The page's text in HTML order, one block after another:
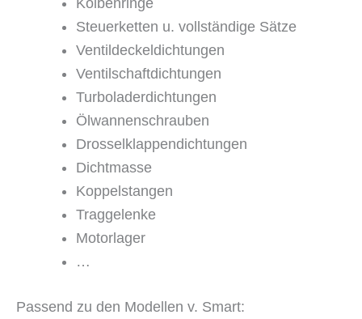
Steuerketten u. vollständige Sätze
Ventildeckeldichtungen
Ventilschaftdichtungen
Turboladerdichtungen
Ölwannenschrauben
Drosselklappendichtungen
Dichtmasse
Koppelstangen
Traggelenke
Motorlager
…
Passend zu den Modellen v. Smart: